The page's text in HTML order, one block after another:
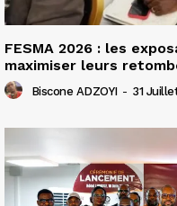
FESMA 2026 : les
maximiser leurs
Biscone ADZOYI - 31